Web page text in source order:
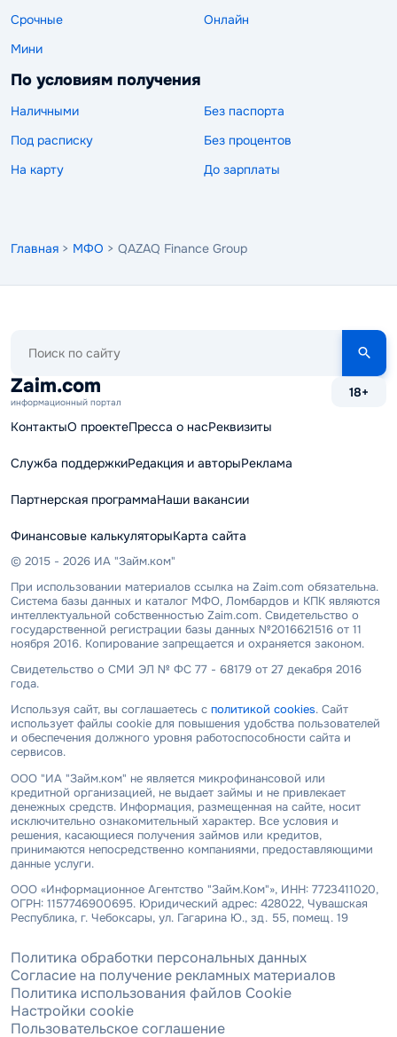
Срочные
Онлайн
Мини
По условиям получения
Наличными
Без паспорта
Под расписку
Без процентов
На карту
До зарплаты
Главная > МФО > QAZAQ Finance Group
сайту
Zaim.com
информационный портал
18+
КонтактыО проектеПресса о насРеквизиты
Служба поддержкиРедакция и авторыРеклама
Партнерская программаНаши вакансии
Финансовые калькуляторыКарта сайта
© 2015 - 2026 ИА "Займ.ком"
При использовании материалов ссылка на Zaim.com обязательна.
Система базы данных и каталог МФО, Ломбардов и КПК являются
интеллектуальной собственностью Zaim.com. Свидетельство о
государственной регистрации базы данных №2016621516 от 11
ноября 2016. Копирование запрещается и охраняется законом.
Свидетельство о СМИ ЭЛ № ФС 77 - 68179 от 27 декабря 2016
года.
Используя сайт, вы соглашаетесь с политикой cookies. Сайт
использует файлы cookie для повышения удобства пользователей
и обеспечения должного уровня работоспособности сайта и
сервисов.
ООО "ИА "Займ.ком" не является микрофинансовой или
кредитной организацией, не выдает займы и не привлекает
денежных средств. Информация, размещенная на сайте, носит
исключительно ознакомительный характер. Все условия и
решения, касающиеся получения займов или кредитов,
принимаются непосредственно компаниями, предоставляющими
данные услуги.
ООО «Информационное Агентство "Займ.Ком"», ИНН: 7723411020,
ОГРН: 1157746900695. Юридический адрес: 428022, Чувашская
Республика, г. Чебоксары, ул. Гагарина Ю., зд. 55, помещ. 19
Политика обработки персональных данных
Согласие на получение рекламных материалов
Политика использования файлов Cookie
Настройки cookie
Пользовательское соглашение